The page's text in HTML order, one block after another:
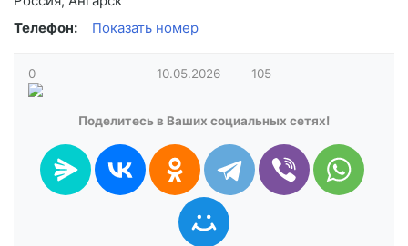
Телефон:
Показать номер
0 10.05.2026 105
Поделитесь в Ваших социальных сетях!